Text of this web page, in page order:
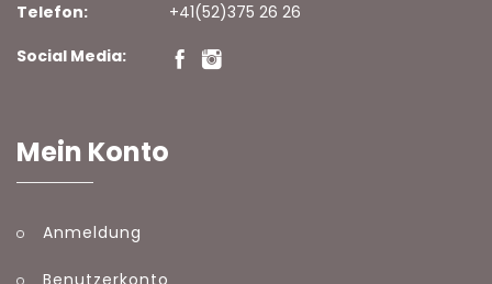
Telefon:
+41(52)375 26 26
Social Media:
Mein Konto
Anmeldung